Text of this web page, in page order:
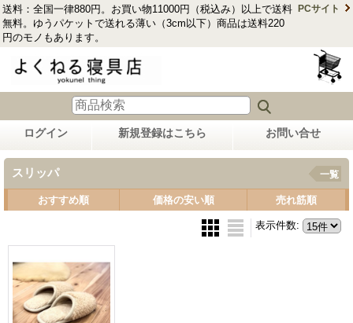
送料：全国一律880円。お買い物11000円（税込み）以上で送料
無料。ゆうパケットで送れる薄い（3cm以下）商品は送料220
円のモノもあります。
PCサイト
ログイン 新規登録はこちら お問い合せ
スリッパ 一覧
おすすめ順 価格の安い順 売れ筋順
表示件数: